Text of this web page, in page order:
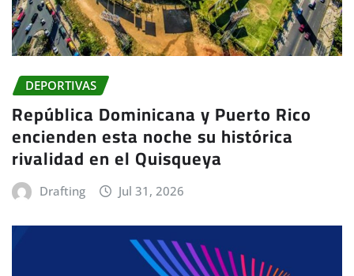
DEPORTIVAS
República Dominicana y Puerto Rico
encienden esta noche su histórica
rivalidad en el Quisqueya
Drafting Jul 31, 2026